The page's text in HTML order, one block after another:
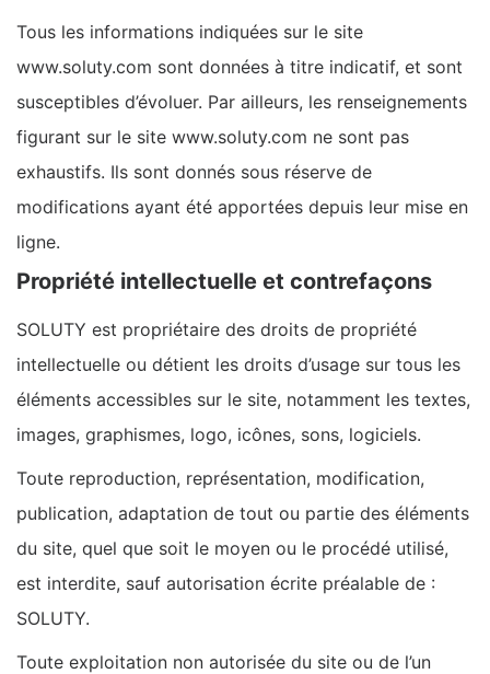
Tous les informations indiquées sur le site
www.soluty.com sont données à titre indicatif, et sont
susceptibles d’évoluer. Par ailleurs, les renseignements
figurant sur le site www.soluty.com ne sont pas
exhaustifs. Ils sont donnés sous réserve de
modifications ayant été apportées depuis leur mise en
ligne.
Propriété intellectuelle et contrefaçons
SOLUTY est propriétaire des droits de propriété
intellectuelle ou détient les droits d’usage sur tous les
éléments accessibles sur le site, notamment les textes,
images, graphismes, logo, icônes, sons, logiciels.
Toute reproduction, représentation, modification,
publication, adaptation de tout ou partie des éléments
du site, quel que soit le moyen ou le procédé utilisé,
est interdite, sauf autorisation écrite préalable de :
SOLUTY.
Toute exploitation non autorisée du site ou de l’un